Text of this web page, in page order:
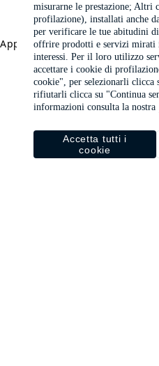
Application error: a client-side
browser console
misurarne le prestazione; Altri
profilazione), installati anche
per verificare le tue abitudini
offrire prodotti e servizi mirati
interessi. Per il loro utilizzo
accettare i cookie di
cookie", per selezionarli clicca
rifiutarli clicca su "Continua
informazioni consulta la nostra
Accetta tutti i
cookie